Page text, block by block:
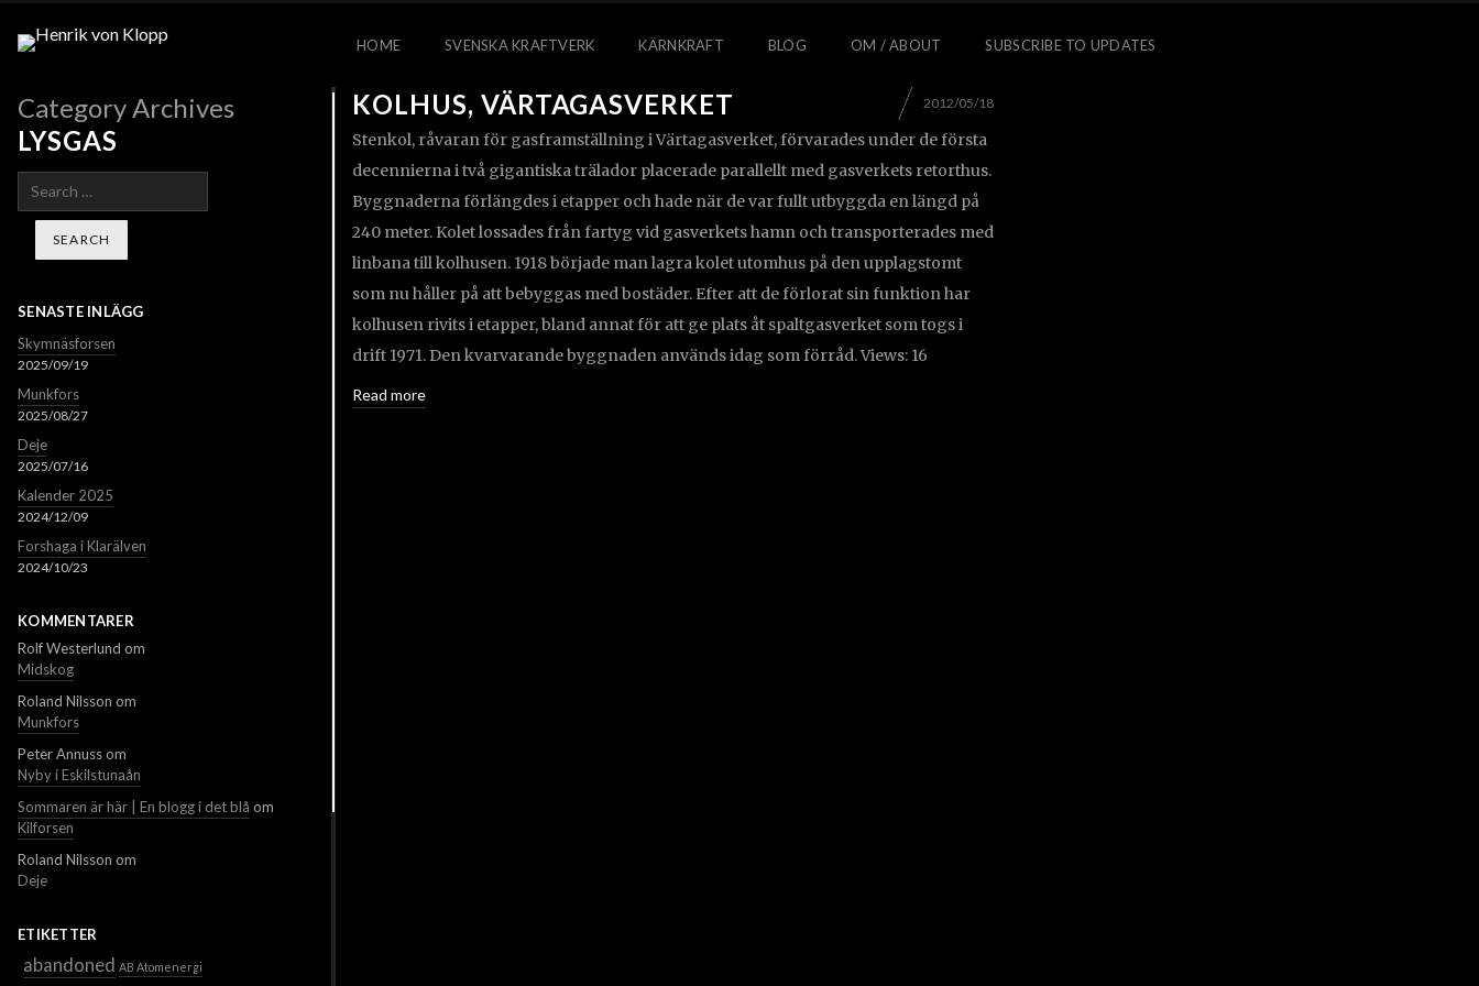
HOME SVENSKA KRAFTVERK KÄRNKRAFT BLOG OM / ABOUT SUBSCRIBE TO UPDATES
KOLHUS, VÄRTAGASVERKET 2012/05/18
Stenkol, råvaran för gasframställning i Värtagasverket, förvarades under de första
decennierna i två gigantiska trälador placerade parallellt med gasverkets retorthus.
Byggnaderna förlängdes i etapper och hade när de var fullt utbyggda en längd på
240 meter. Kolet lossades från fartyg vid gasverkets hamn och transporterades med
linbana till kolhusen. 1918 började man lagra kolet utomhus på den upplagstomt
som nu håller på att bebyggas med bostäder. Efter att de förlorat sin funktion har
kolhusen rivits i etapper, bland annat för att ge plats åt spaltgasverket som togs i
drift 1971. Den kvarvarande byggnaden används idag som förråd. Views: 16
Read more
Category Archives
LYSGAS
Search
SENASTE INLÄGG
Skymnäsforsen
2025/09/19
Munkfors
2025/08/27
Deje
2025/07/16
Kalender 2025
2024/12/09
Forshaga i Klarälven
2024/10/23
KOMMENTARER
Rolf Westerlund om
Midskog
Roland Nilsson om
Munkfors
Peter Annussom
Nyby i Eskilstunaån
Sommaren är här | En blogg i det blå om
Kilforsen
Roland Nilsson om
Deje
ETIKETTER
abandoned AB Atomenergi